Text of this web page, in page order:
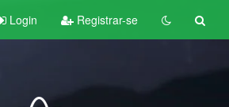
Login Registrar-se